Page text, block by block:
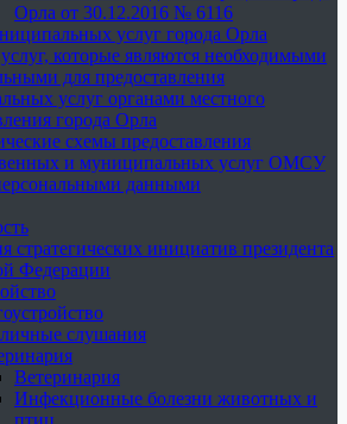
Орла от 30.12.2016 № 6116
услуг города Орла
которые являются необходимыми
для предоставления
услуг органами местного
города Орла
схемы предоставления
и муниципальных услуг ОМСУ
данными
стратегических инициатив президента
Федерации
слушания
Ветеринария
Инфекционные болезни животных и
птиц